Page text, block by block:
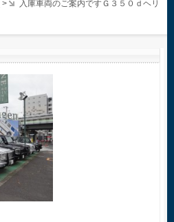
>
入庫車両のご案内ですＧ３５０ｄヘリ